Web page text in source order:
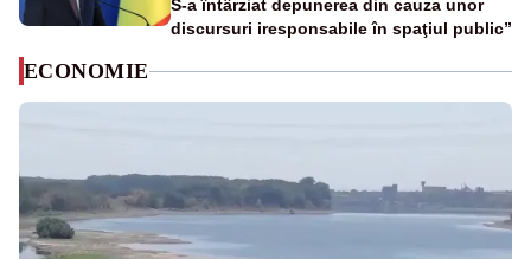
S-a întârziat depunerea din cauza unor
discursuri iresponsabile în spaţiul public”
ECONOMIE